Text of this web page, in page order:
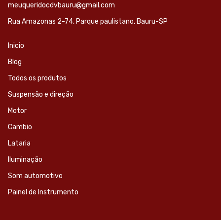
meuqueridocdvbauru@gmail.com
Rua Amazonas 2-74, Parque paulistano, Bauru-SP
Inicio
Blog
Todos os produtos
Suspensão e direção
Motor
Cambio
Lataria
Iluminação
Som automotivo
Painel de Instrumento